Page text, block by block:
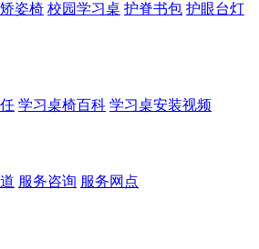
姿椅 校园学习桌 护脊书包 护眼台灯
学习桌椅百科 学习桌安装视频
服务咨询 服务网点